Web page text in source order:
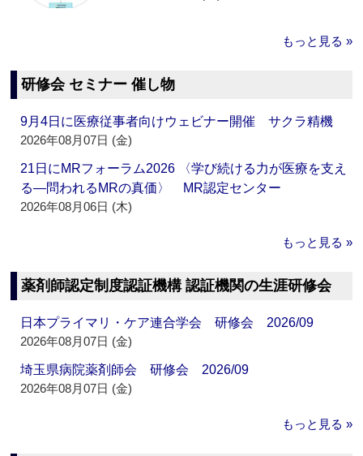
もっと見る »
研修会 セミナー 催し物
9月4日に医療従事者向けウェビナー開催 サクラ精機
2026年08月07日 (金)
21日にMRフォーラム2026 〈学び続ける力が医療を支え
る―問われるMRの真価〉 MR認定センター
2026年08月06日 (木)
もっと見る »
薬剤師認定制度認証機構 認証機関の生涯研修会
日本プライマリ・ケア連合学会 研修会 2026/09
2026年08月07日 (金)
埼玉県病院薬剤師会 研修会 2026/09
2026年08月07日 (金)
もっと見る »